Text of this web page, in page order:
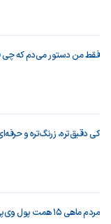
فقط من دستور می‌دم که چی
کی دقیق‌تره، زرنگ‌تره و
مردم ماهی ۱۵ همت پول وی‌پی‌ان می‌دن! | تک‌تاک